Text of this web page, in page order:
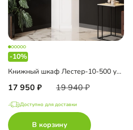
-10%
Книжный шкаф Лестер-10-500 угловой
17 950 19 940
Доступно для доставки
В корзину